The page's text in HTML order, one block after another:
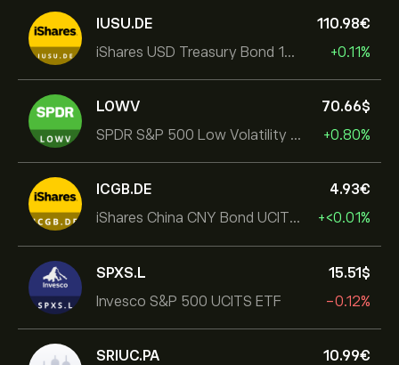
IUSU.DE
iShares USD Treasury Bond 1-3yr UCITS ETF
110.98‎€‎
+0.11%
LOWV
SPDR S&P 500 Low Volatility UCITS ETF
70.66‎$‎
+0.80%
ICGB.DE
iShares China CNY Bond UCITS ETF
4.93‎€‎
+‎<‎0.01%
SPXS.L
Invesco S&P 500 UCITS ETF
15.51‎$‎
-0.12%
SRIUC.PA
10.99‎€‎